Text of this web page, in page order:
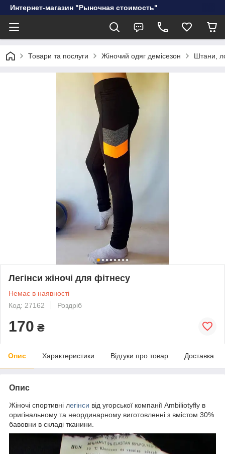
Интернет-магазин "Рыночная стоимость"
Товари та послуги Жіночий одяг демісезон Штани,
Легінси жіночі для фітнесу
Немає в наявності
Код: 27162
Роздріб
170 ₴
Опис Характеристики Відгуки про товар Доставка
Опис
Жіночі спортивні легінси від угорської компанії Ambiliotyfly в
оригінальному та неординарному виготовленні з вмістом 30%
бавовни в складі тканини.